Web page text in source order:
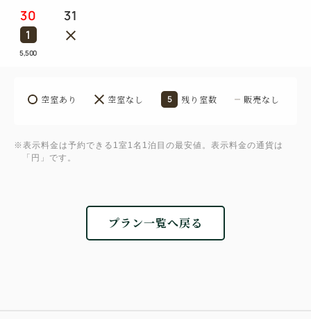
30
1
5,500
31
空室あり 空室なし 5 残り室数 販売なし
※表示料金は予約できる1室1名1泊目の最安値。表示料金の通貨は
「円」です。
プラン一覧へ戻る